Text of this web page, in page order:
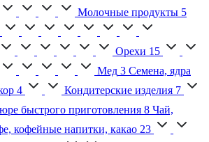
Молочные продукты 5
Орехи 15
Мед 3 Семена, ядра
4 Кондитерские изделия 7
быстрого приготовления 8 Чай,
кофейные напитки, какао 23